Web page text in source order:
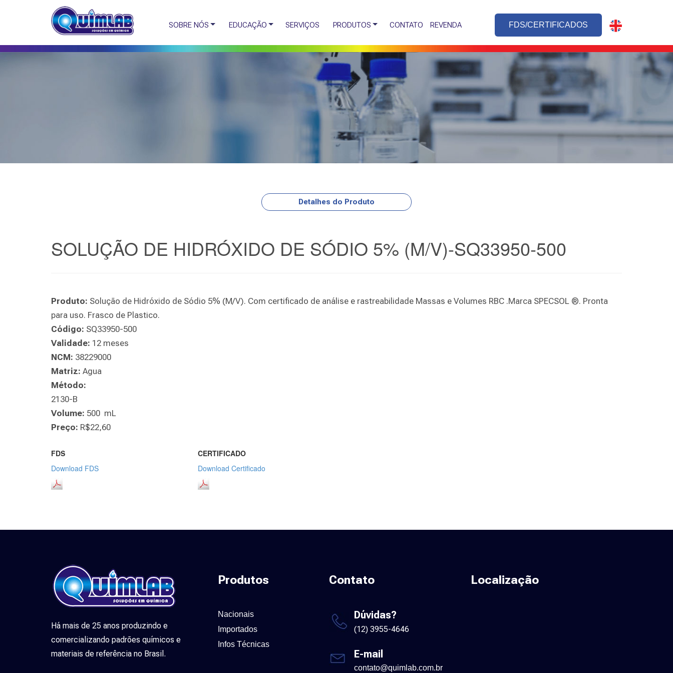
SOBRE NÓS EDUCAÇÃO SERVIÇOS PRODUTOS CONTATO REVENDA FDS/CERTIFICADOS
Detalhes do Produto
SOLUÇÃO DE HIDRÓXIDO DE SÓDIO 5% (M/V)-SQ33950-500
Produto: Solução de Hidróxido de Sódio 5% (M/V). Com certificado de análise e rastreabilidade Massas e Volumes RBC .Marca SPECSOL ®. Pronta
para uso. Frasco de Plastico.
Código: SQ33950-500
Validade: 12 meses
NCM: 38229000
Matriz: Agua
Método:
2130-B
Volume: 500 mL
Preço: R$22,60
FDS
Download FDS
CERTIFICADO
Download Certificado
Há mais de 25 anos produzindo e
comercializando padrões químicos e
materiais de referência no Brasil.
Produtos
Nacionais
Importados
Infos Técnicas
Contato
Dúvidas?
(12) 3955-4646
E-mail
contato@quimlab.com.br
Localização